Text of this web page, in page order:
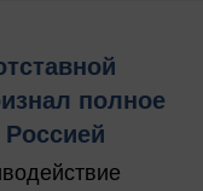
полное